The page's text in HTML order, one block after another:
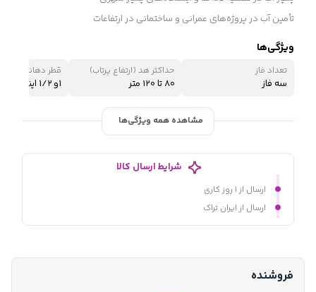
تأمین آب در پروژه‌های عمرانی و ساختمانی در ارتفاعات
ویژگی‌ها
تعداد فاز
سه فاز
حداکثر هد (ارتفاع پرتاب)
80 تا 120 متر
قطر دهانه
۱و ۱/۲ اینچ
مشاهده همه ویژگی‌ها
شرایط ارسال کالا
ارسال از ۱ روز کاری
ارسال از ایران تراک
فروشنده